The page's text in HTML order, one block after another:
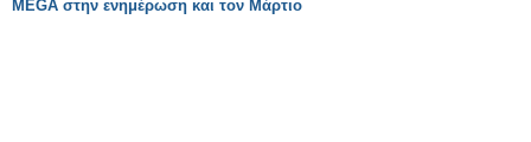
MEGA στην ενημέρωση και τον Μάρτιο